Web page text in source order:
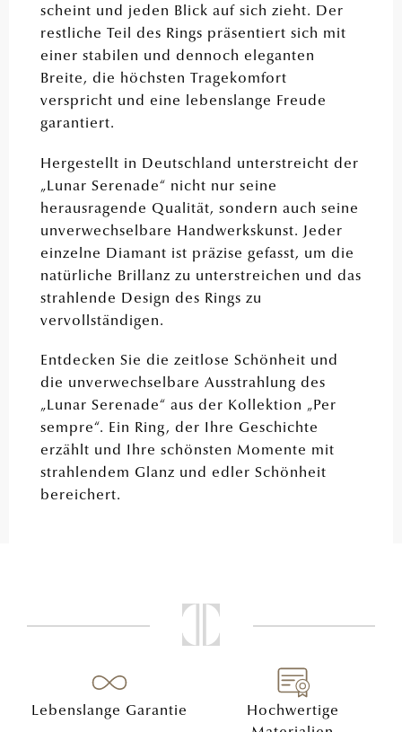
scheint und jeden Blick auf sich zieht. Der
restliche Teil des Rings präsentiert sich mit
einer stabilen und dennoch eleganten
Breite, die höchsten Tragekomfort
verspricht und eine lebenslange Freude
garantiert.
Hergestellt in Deutschland unterstreicht der
„Lunar Serenade“ nicht nur seine
herausragende Qualität, sondern auch seine
unverwechselbare Handwerkskunst. Jeder
einzelne Diamant ist präzise gefasst, um die
natürliche Brillanz zu unterstreichen und das
strahlende Design des Rings zu
vervollständigen.
Entdecken Sie die zeitlose Schönheit und
die unverwechselbare Ausstrahlung des
„Lunar Serenade“ aus der Kollektion „Per
sempre“. Ein Ring, der Ihre Geschichte
erzählt und Ihre schönsten Momente mit
strahlendem Glanz und edler Schönheit
bereichert.
Lebenslange Garantie
Hochwertige